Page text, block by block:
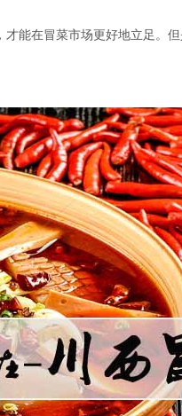
能在冒菜市场更好地立足。 但